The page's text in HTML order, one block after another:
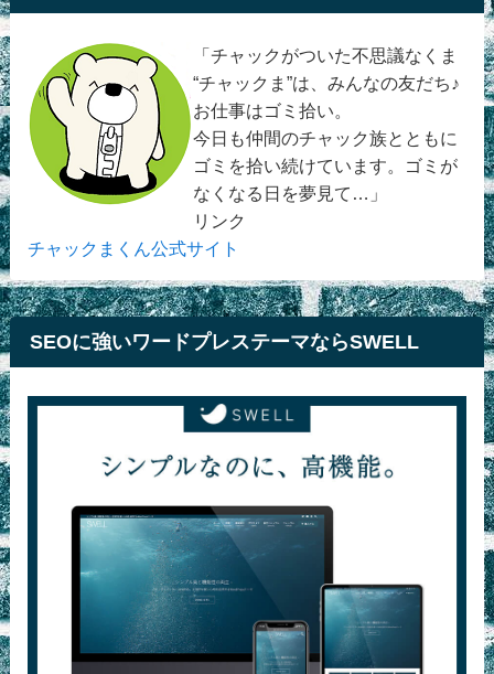
「チャックがついた不思議なくま
“チャックま”は、みんなの友だち♪
お仕事はゴミ拾い。
今日も仲間のチャック族とともに
ゴミを拾い続けています。ゴミが
なくなる日を夢見て…」
リンク
チャックまくん公式サイト
SEOに強いワードプレステーマならSWELL